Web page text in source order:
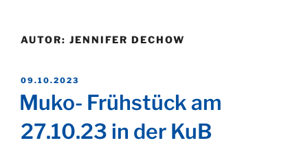
AUTOR: JENNIFER DECHOW
VERÖFFENTLICHT
09.10.2023
Muko- Frühstück am
27.10.23 in der KuB